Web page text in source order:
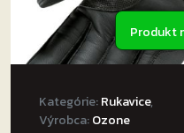
Produkt
Kategórie:Rukavice,
Výrobca:Ozone